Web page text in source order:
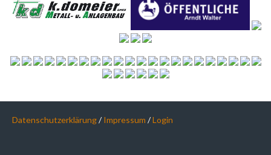
Datenschutzerklärung/Impressum /Login